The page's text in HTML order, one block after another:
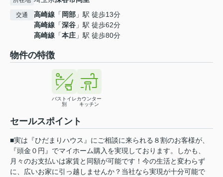
交通 高崎線 「 岡部 」駅 徒歩13分
高崎線 「深谷 」駅 徒歩62分
高崎線 「本庄 」駅 徒歩80分
物件の特徴
バストイレ
別
カウンター
キッチン
セールスポイント
■実は『ひだまりハウス』にご相談に来られる８割のお客様が、
『頭金０円』でマイホーム購入を実現しております。しかも、
月々のお支払いは家賃と同額が可能です！今の生活と変わらず
に、広いお家に引っ越しませんか？当社なら実現が十分可能で